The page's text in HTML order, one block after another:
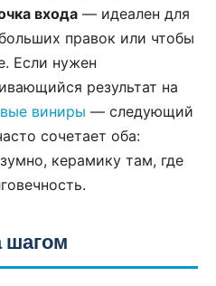
входа — идеален для
правок или чтобы
Если нужен
результат на
виниры — следующий
сочетает оба:
керамику там, где
шагом